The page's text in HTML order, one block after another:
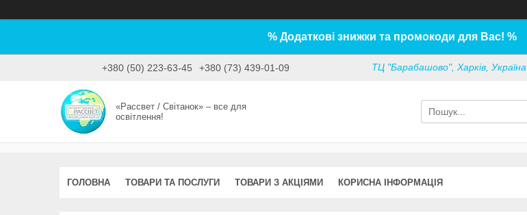
% Додаткові знижки та промокоди для Вас! %
+380 (50) 223-63-45 +380 (73) 439-01-09 ТЦ "Барабашово", Харків, Україна
«Рассвет / Світанок» – все для
освітлення!
ГОЛОВНА ТОВАРИ ТА ПОСЛУГИ ТОВАРИ З АКЦІЯМИ КОРИСНА ІНФОРМАЦІЯ